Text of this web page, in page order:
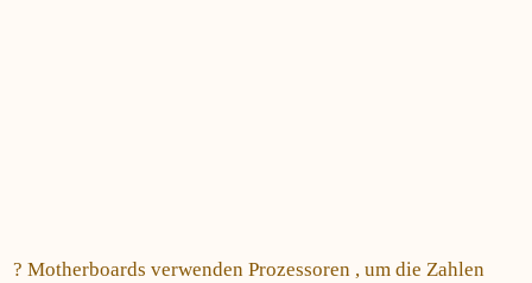
? Motherboards verwenden Prozessoren , um die Zahlen